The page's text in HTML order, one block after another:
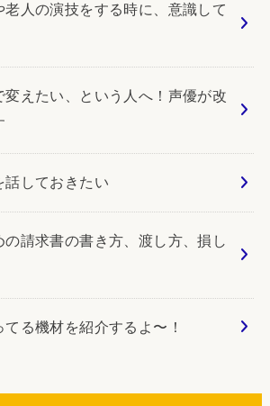
人の演技をする時に、意識して
変えたい、という人へ！声優が改
話しておきたい
請求書の書き方、渡し方、損し
る機材を紹介するよ〜！